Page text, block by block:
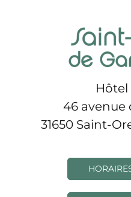
Hôtel
46 avenue
31650 Saint-